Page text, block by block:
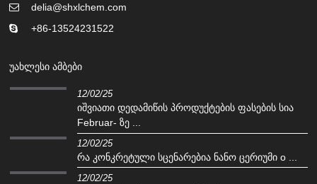
delia@shxlchem.com
+86-13524231522
ᲣᲐᲮᲚᲔᲡᲘ ᲐᲛᲑᲔᲑᲘ
12/02/25
იშვიათი დედამიწის პროდუქტების ფასების სია
Februar- ზე ...
12/02/25
რა კონკრეტული სცენარებია ნანო ცერიუმი o ...
12/02/25